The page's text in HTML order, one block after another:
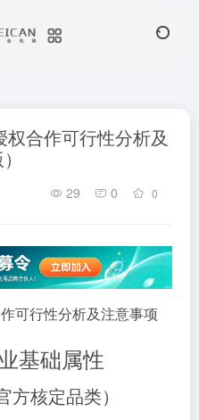
合作可行性分析及
29 0 0
可行性分析及注意事项
基础属性
核定品类）